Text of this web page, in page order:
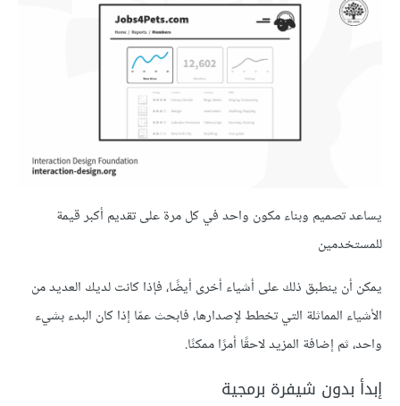
يساعد تصميم وبناء مكون واحد في كل مرة على تقديم أكبر قيمة
للمستخدمين
يمكن أن ينطبق ذلك على أشياء أخرى أيضًا، فإذا كانت لديك العديد من
الأشياء المماثلة التي تخطط لإصدارها، فابحث عمّا إذا كان البدء بشيء
واحد، ثم إضافة المزيد لاحقًا أمرًا ممكنًا.
إبدأ بدون شيفرة برمجية